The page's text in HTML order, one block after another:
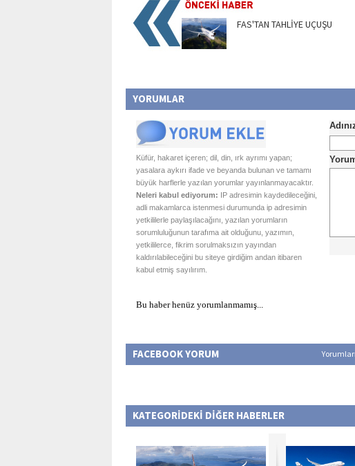
FAS'TAN TAHLİYE UÇUŞU
YORUMLAR
Küfür, hakaret içeren; dil, din, ırk ayrımı yapan;
yasalara aykırı ifade ve beyanda bulunan ve tamamı
büyük harflerle yazılan yorumlar yayınlanmayacaktır.
Neleri kabul ediyorum: IP adresimin kaydedileceğini,
adli makamlarca istenmesi durumunda ip adresimin
yetkililerle paylaşılacağını, yazılan yorumların
sorumluluğunun tarafıma ait olduğunu, yazımın,
yetkililerce, fikrim sorulmaksızın yayından
kaldırılabileceğini bu siteye girdiğim andan itibaren
kabul etmiş sayılırım.
Bu haber henüz yorumlanmamış...
FACEBOOK YORUM
KATEGORİDEKİ DİĞER HABERLER